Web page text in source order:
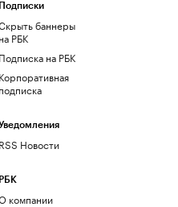
Подписки
баннеры
на РБК
Подписка на РБК
Корпоративная
подписка
RSS Новости
РБК
компании